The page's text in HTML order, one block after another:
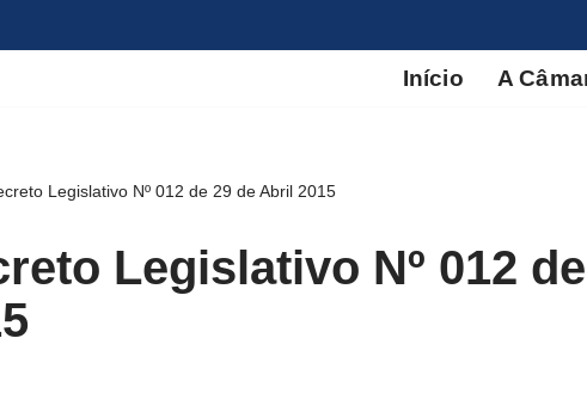
Início A
Legislativo Nº 012 de 29 de Abril 2015
Legislativo Nº 012